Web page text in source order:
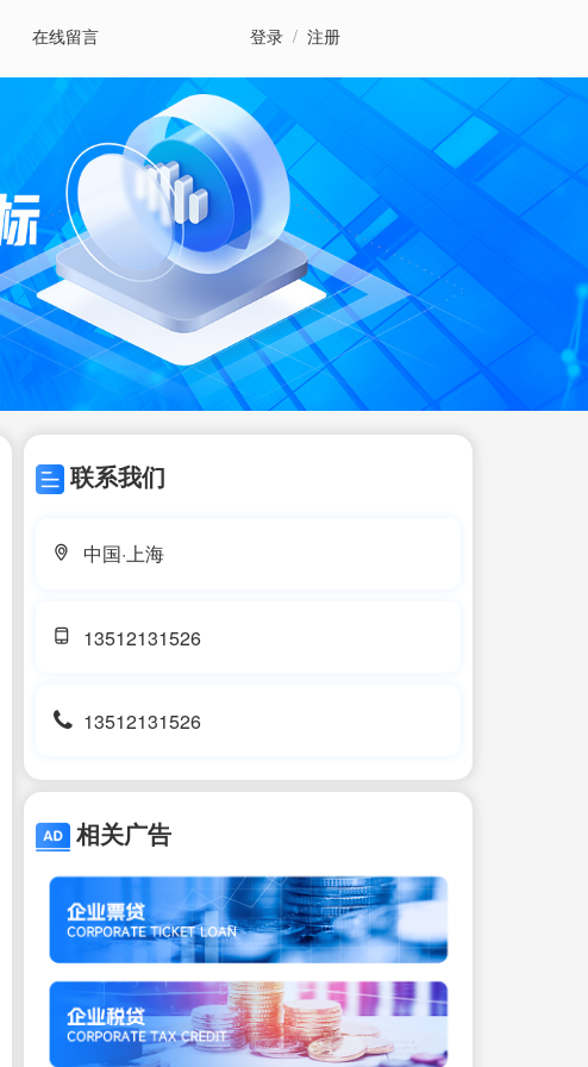
在线留言 登录 / 注册
联系我们
中国·上海
13512131526
13512131526
相关广告